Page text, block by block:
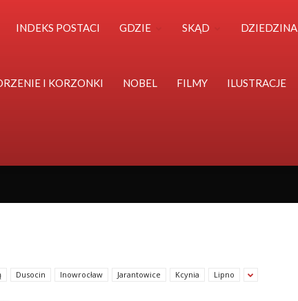
Polska
Światu
INDEKS POSTACI GDZIE SKĄD DZIEDZINA
I KORZONKI NOBEL FILMY ILUSTRACJE
Dusocin Inowrocław Jarantowice Kcynia Lipno